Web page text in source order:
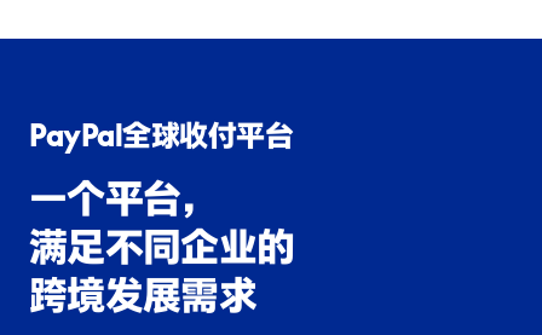
PayPal全球收付平台
一个平台，
满足不同企业的
跨境发展需求